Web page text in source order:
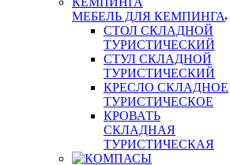
МЕБЕЛЬ ДЛЯ КЕМПИНГА
СТОЛ СКЛАДНОЙ
ТУРИСТИЧЕСКИЙ
СТУЛ СКЛАДНОЙ
ТУРИСТИЧЕСКИЙ
КРЕСЛО СКЛАДНОЕ
ТУРИСТИЧЕСКОЕ
КРОВАТЬ
СКЛАДНАЯ
ТУРИСТИЧЕСКАЯ